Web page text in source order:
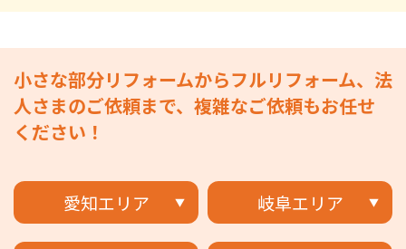
小さな部分リフォームからフルリフォーム、法
人さまのご依頼まで、複雑なご依頼もお任せ
ください！
愛知エリア 岐阜エリア